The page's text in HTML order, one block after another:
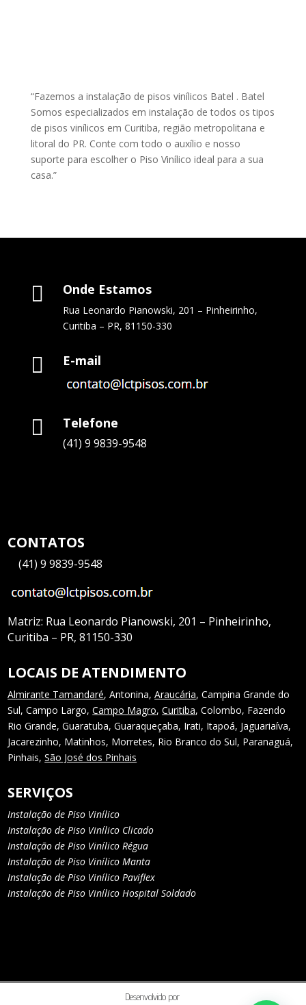
“Fazemos a instalação de pisos vinílicos Batel . Batel
Somos especializados em instalação de todos os tipos
de pisos vinílicos em Curitiba, região metropolitana e
litoral do PR. Conte com todo o auxílio e nosso
suporte para escolher o Piso Vinílico ideal para a sua
casa.”
 Onde Estamos
Rua Leonardo Pianowski, 201 – Pinheirinho,
Curitiba – PR, 81150-330
 E-mail
 Telefone
(41) 9 9839-9548
CONTATOS
—(41) 9 9839-9548
Matriz: Rua Leonardo Pianowski, 201 – Pinheirinho,
Curitiba – PR, 81150-330
LOCAIS DE ATENDIMENTO
Almirante Tamandaré, Antonina,Araucária, Campina Grande do
Sul, Campo Largo,Campo Magro,Curitiba, Colombo, Fazendo
Rio Grande, Guaratuba, Guaraqueçaba, Irati, Itapoá, Jaguariaíva,
Jacarezinho, Matinhos, Morretes, Rio Branco do Sul, Paranaguá,
Pinhais,São José dos Pinhais
SERVIÇOS
Instalação de Piso Vinílico
Instalação de Piso Vinílico Clicado
Instalação de Piso Vinílico Régua
Instalação de Piso Vinílico Manta
Instalação de Piso Vinílico Paviflex
Instalação de Piso Vinílico Hospital Soldado
Desenvolvido por